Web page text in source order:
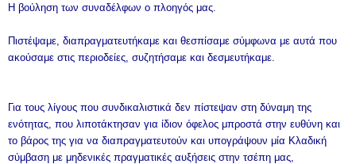
Η βούληση των συναδέλφων ο πλοηγός μας.
Πιστέψαμε, διαπραγματευτήκαμε και θεσπίσαμε σύμφωνα με αυτά που
ακούσαμε στις περιοδείες, συζητήσαμε και δεσμευτήκαμε.
Για τους λίγους που συνδικαλιστικά δεν πίστεψαν στη δύναμη της
ενότητας, που λιποτάκτησαν για ίδιον όφελος μπροστά στην ευθύνη και
το βάρος της για να διαπραγματευτούν και υπογράψουν μία Κλαδική
σύμβαση με μηδενικές πραγματικές αυξήσεις στην τσέπη μας,